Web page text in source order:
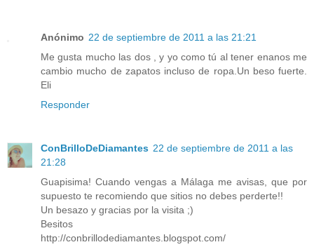
Anónimo 22 de septiembre de 2011 a las 21:21
Me gusta mucho las dos , y yo como tú al tener enanos me
cambio mucho de zapatos incluso de ropa.Un beso fuerte.
Eli
Responder
ConBrilloDeDiamantes 22 de septiembre de 2011 a las
21:28
Guapisima! Cuando vengas a Málaga me avisas, que por
supuesto te recomiendo que sitios no debes perderte!!
Un besazo y gracias por la visita ;)
Besitos
http://conbrillodediamantes.blogspot.com/